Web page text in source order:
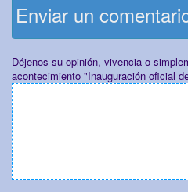
Enviar un
Déjenos su opinión, vivencia o
acontecimiento "Inauguración oficial